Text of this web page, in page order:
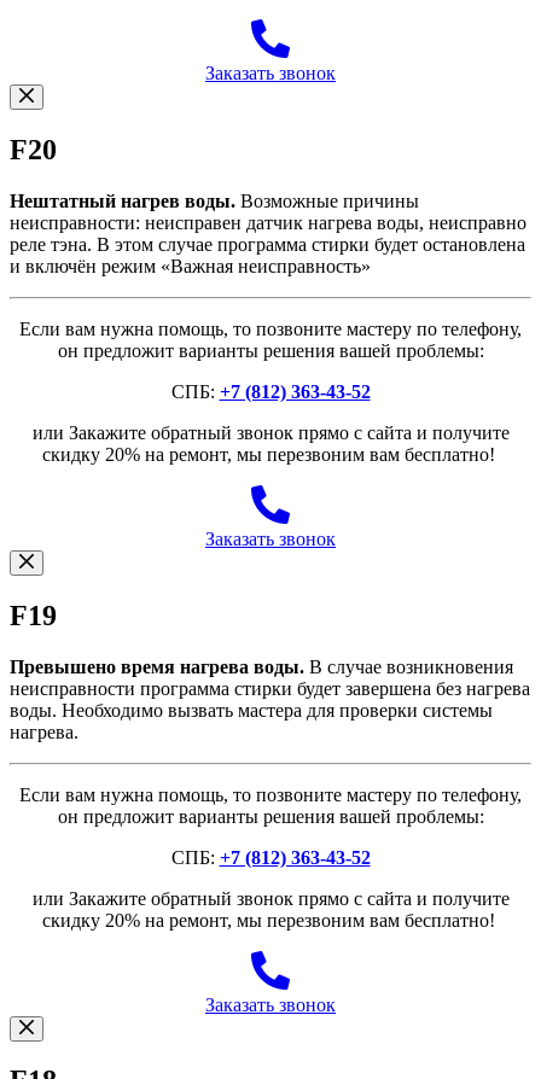
Заказать звонок
F20
Нештатный нагрев воды. Возможные причины
неисправности: неисправен датчик нагрева воды, неисправно
реле тэна. В этом случае программа стирки будет остановлена
и включён режим «Важная неисправность»
Если вам нужна помощь, то позвоните мастеру по телефону,
он предложит варианты решения вашей проблемы:
СПБ: +7 (812) 363-43-52
или Закажите обратный звонок прямо с сайта и получите
скидку 20% на ремонт, мы перезвоним вам бесплатно!
Заказать звонок
F19
Превышено время нагрева воды. В случае возникновения
неисправности программа стирки будет завершена без нагрева
воды. Необходимо вызвать мастера для проверки системы
нагрева.
Если вам нужна помощь, то позвоните мастеру по телефону,
он предложит варианты решения вашей проблемы:
СПБ: +7 (812) 363-43-52
или Закажите обратный звонок прямо с сайта и получите
скидку 20% на ремонт, мы перезвоним вам бесплатно!
Заказать звонок